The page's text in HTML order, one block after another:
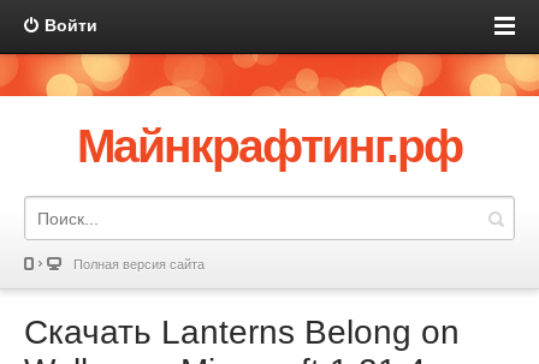
Войти
Майнкрафтинг.рф
Полная версия сайта
Скачать Lanterns Belong on